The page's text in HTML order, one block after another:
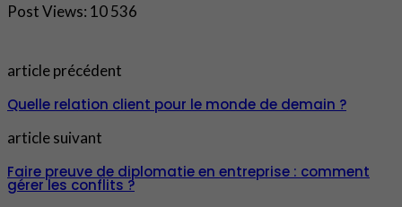
Post Views: 10 536
article précédent
Quelle relation client pour le monde de demain ?
article suivant
Faire preuve de diplomatie en entreprise : comment
gérer les conflits ?